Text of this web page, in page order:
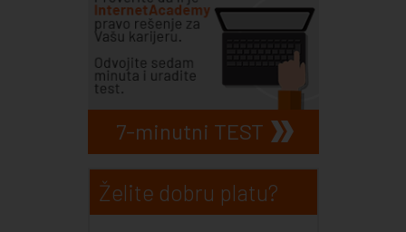
7-minutni TEST
Želite dobru platu?